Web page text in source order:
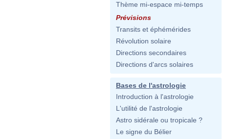
Thème mi-espace mi-temps
Prévisions
Transits et éphémérides
Révolution solaire
Directions secondaires
Directions d'arcs solaires
Bases de l'astrologie
Introduction à l'astrologie
L'utilité de l'astrologie
Astro sidérale ou tropicale ?
Le signe du Bélier